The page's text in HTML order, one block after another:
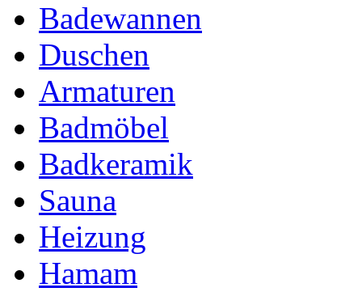
Badewannen
Duschen
Armaturen
Badmöbel
Badkeramik
Sauna
Heizung
Hamam